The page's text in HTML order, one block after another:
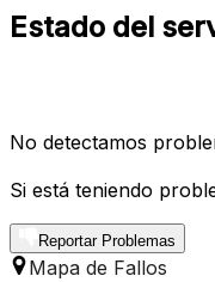
Estado del
No detectamos
Si está teniendo
Reportar Problemas
Mapa de Fallos